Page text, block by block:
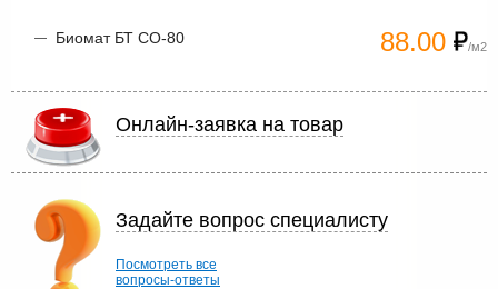
88.00 /м2
Биомат БТ СО-80
Онлайн-заявка на товар
Задайте вопрос специалисту
Посмотреть все
вопросы-ответы